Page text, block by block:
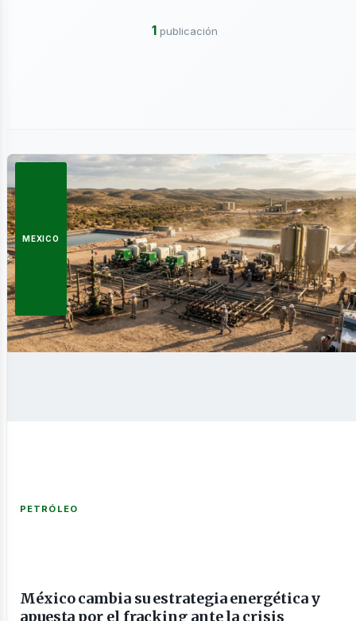
1 publicación
MEXICO
PETRÓLEO
México cambia su estrategia energética y
apuesta por el fracking ante la crisis